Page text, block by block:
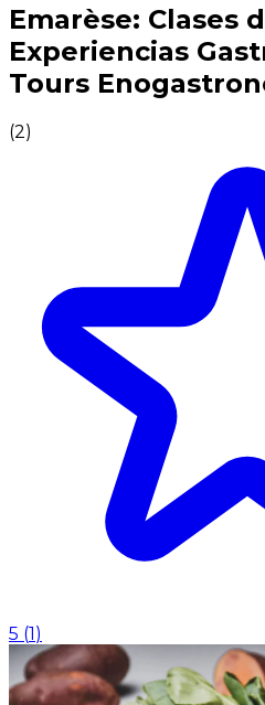
Experiencias culinarias
Emarèse: Clases
Experiencias
Tours
(2)
5 (1)